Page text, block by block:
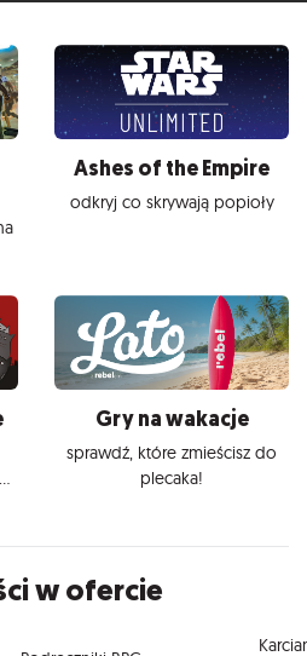
Ashes of the Empire
odkryj co skrywają popioły
Gry na wakacje
sprawdź, które zmieścisz do
plecaka!
w ofercie